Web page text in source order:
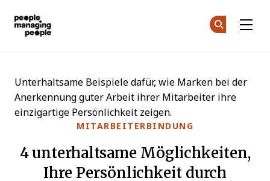
MITARBEITERBINDUNG
4 unterhaltsame Möglichkeiten,
Ihre Persönlichkeit durch
Unterhaltsame Beispiele dafür, wie Marken bei der
Anerkennung guter Arbeit ihrer Mitarbeiter ihre
einzigartige Persönlichkeit zeigen.